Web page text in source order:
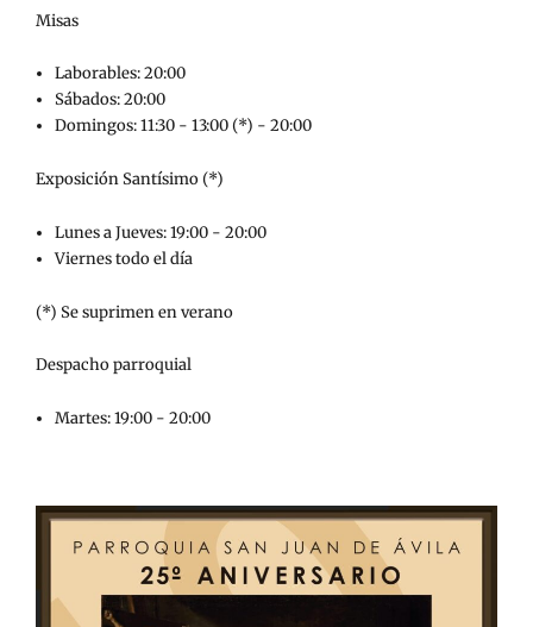
Misas
Laborables: 20:00
Sábados: 20:00
Domingos: 11:30 - 13:00 (*) - 20:00
Exposición Santísimo (*)
Lunes a Jueves: 19:00 - 20:00
Viernes todo el día
(*) Se suprimen en verano
Despacho parroquial
Martes: 19:00 - 20:00